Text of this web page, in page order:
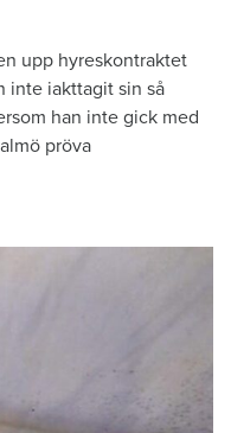
upp hyreskontraktet
inte iakttagit sin så
han inte gick med
pröva